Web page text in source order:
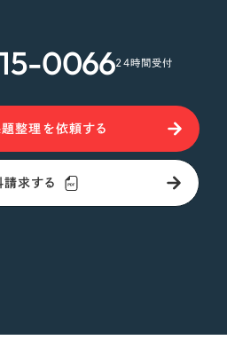
006624時間受付
整理を依頼する
請求する